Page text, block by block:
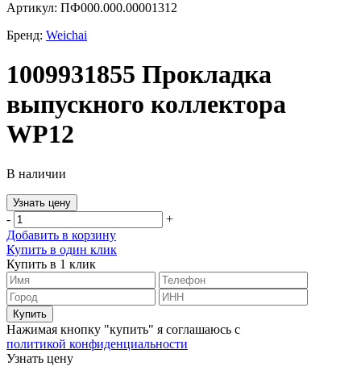
Артикул: ПФ000.000.00001312
Бренд: Weichai
1009931855 Прокладка
выпускного коллектора
WP12
В наличии
Узнать цену
-
+
Добавить в корзину
Купить в один клик
Купить в 1 клик
Нажимая кнопку "купить" я соглашаюсь с
политикой конфиденциальности
Узнать цену